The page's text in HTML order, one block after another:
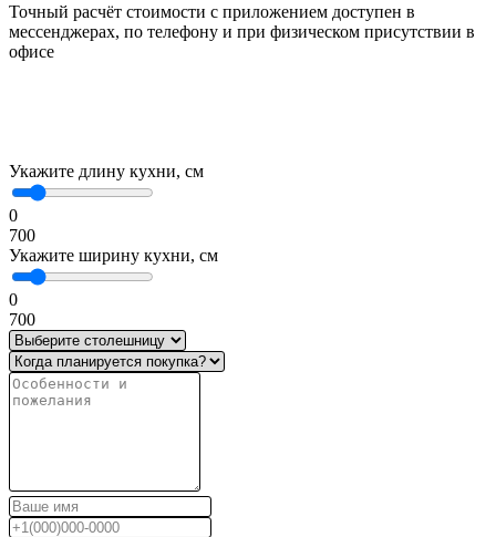
Точный расчёт стоимости с приложением доступен в
мессенджерах, по телефону и при физическом присутствии в
офисе
Укажите длину кухни, см
0
700
Укажите ширину кухни, см
0
700